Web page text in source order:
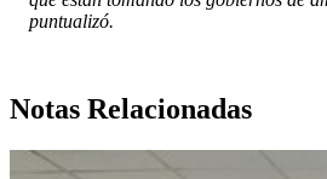
puntualizó.
Notas Relacionadas